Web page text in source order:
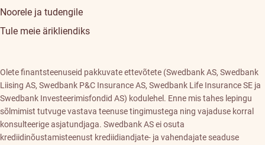
Noorele ja tudengile
Tule meie ärikliendiks
Olete finantsteenuseid pakkuvate ettevõtete (Swedbank AS, Swedbank
Liising AS, Swedbank P&C Insurance AS, Swedbank Life Insurance SE ja
Swedbank Investeerimisfondid AS) kodulehel. Enne mis tahes lepingu
sõlmimist tutvuge vastava teenuse tingimustega ning vajaduse korral
konsulteerige asjatundjaga. Swedbank AS ei osuta
krediidinõustamisteenust krediidiandjate- ja vahendajate seaduse